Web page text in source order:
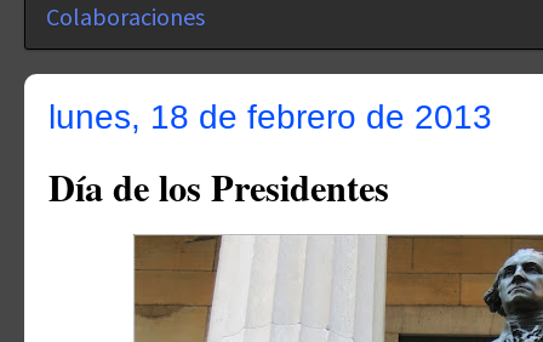
Colaboraciones
lunes, 18 de febrero de 2013
Día de los Presidentes